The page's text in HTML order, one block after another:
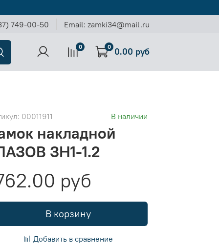
749-00-50 Email: zamki34@mail.ru
0 0 0.00 руб
00011911 В наличии
накладной
ЗН1-1.2
руб
В корзину
Добавить в сравнение